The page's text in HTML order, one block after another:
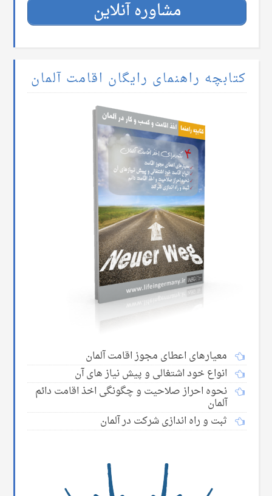
مشاوره آنلاین
کتابچه راهنمای رایگان اقامت آلمان
معیارهای اعطای مجوز اقامت آلمان
انواع خود اشتغالی و پیش نیاز های آن
نحوه احراز صلاحیت و چگونگی اخذ اقامت دائم
آلمان
ثبت و راه اندازی شرکت در آلمان